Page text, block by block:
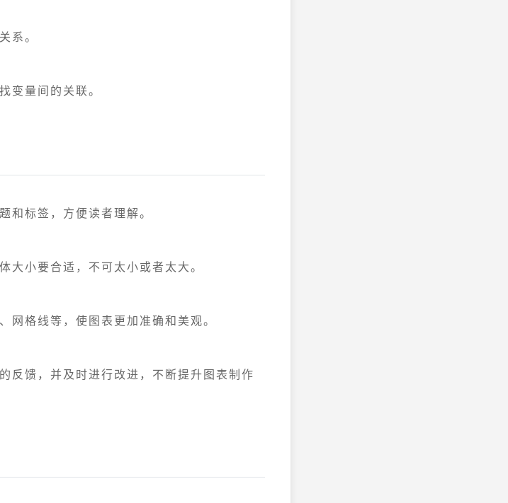
系。
变量间的关联。
和标签，方便读者理解。
小要合适，不可太小或者太大。
格线等，使图表更加准确和美观。
反馈，并及时进行改进，不断提升图表制作